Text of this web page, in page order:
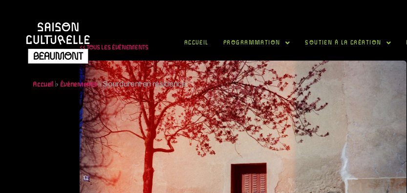
ACCUEIL PROGRAMMATION SOUTIEN À LA CRÉATION
Accueil ♭ Évènements♭Sourdurent en résidence
<< TOUS LES ÉVÈNEMENTS